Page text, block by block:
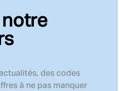
notre
des codes
à ne pas manquer